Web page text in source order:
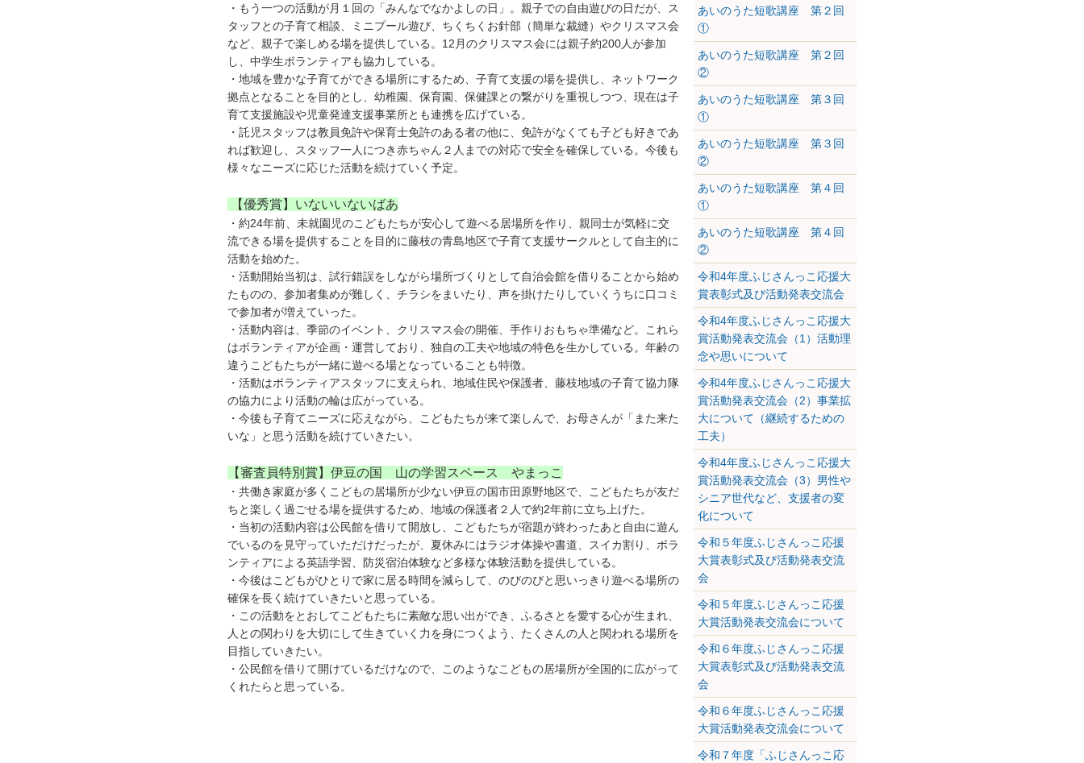
・もう一つの活動が月１回の「みんなでなかよしの日」。親子での自由遊びの日だが、ス
タッフとの子育て相談、ミニプール遊び、ちくちくお針部（簡単な裁縫）やクリスマス会
など、親子で楽しめる場を提供している。12月のクリスマス会には親子約200人が参加
し、中学生ボランティアも協力している。
・地域を豊かな子育てができる場所にするため、子育て支援の場を提供し、ネットワーク
拠点となることを目的とし、幼稚園、保育園、保健課との繋がりを重視しつつ、現在は子
育て支援施設や児童発達支援事業所とも連携を広げている。
・託児スタッフは教員免許や保育士免許のある者の他に、免許がなくても子ども好きであ
れば歓迎し、スタッフ一人につき赤ちゃん２人までの対応で安全を確保している。今後も
様々なニーズに応じた活動を続けていく予定。
【優秀賞】いないいないばあ
・約24年前、未就園児のこどもたちが安心して遊べる居場所を作り、親同士が気軽に交
流できる場を提供することを目的に藤枝の青島地区で子育て支援サークルとして自主的に
活動を始めた。
・活動開始当初は、試行錯誤をしながら場所づくりとして自治会館を借りることから始め
たものの、参加者集めが難しく、チラシをまいたり、声を掛けたりしていくうちに口コミ
で参加者が増えていった。
・活動内容は、季節のイベント、クリスマス会の開催、手作りおもちゃ準備など。これら
はボランティアが企画・運営しており、独自の工夫や地域の特色を生かしている。年齢の
違うこどもたちが一緒に遊べる場となっていることも特徴。
・活動はボランティアスタッフに支えられ、地域住民や保護者、藤枝地域の子育て協力隊
の協力により活動の輪は広がっている。
・今後も子育てニーズに応えながら、こどもたちが来て楽しんで、お母さんが「また来た
いな」と思う活動を続けていきたい。
【審査員特別賞】伊豆の国 山の学習スペース やまっこ
・共働き家庭が多くこどもの居場所が少ない伊豆の国市田原野地区で、こどもたちが友だ
ちと楽しく過ごせる場を提供するため、地域の保護者２人で約2年前に立ち上げた。
・当初の活動内容は公民館を借りて開放し、こどもたちが宿題が終わったあと自由に遊ん
でいるのを見守っていただけだったが、夏休みにはラジオ体操や書道、スイカ割り、ボラ
ンティアによる英語学習、防災宿泊体験など多様な体験活動を提供している。
・今後はこどもがひとりで家に居る時間を減らして、のびのびと思いっきり遊べる場所の
確保を長く続けていきたいと思っている。
・この活動をとおしてこどもたちに素敵な思い出ができ、ふるさとを愛する心が生まれ、
人との関わりを大切にして生きていく力を身につくよう、たくさんの人と関われる場所を
目指していきたい。
・公民館を借りて開けているだけなので、このようなこどもの居場所が全国的に広がって
くれたらと思っている。
あいのうた短歌講座 第２回
①
あいのうた短歌講座 第２回
②
あいのうた短歌講座 第３回
①
あいのうた短歌講座 第３回
②
あいのうた短歌講座 第４回
①
あいのうた短歌講座 第４回
②
令和4年度ふじさんっこ応援大
賞表彰式及び活動発表交流会
令和4年度ふじさんっこ応援大
賞活動発表交流会（1）活動理
念や思いについて
令和4年度ふじさんっこ応援大
賞活動発表交流会（2）事業拡
大について（継続するための
工夫）
令和4年度ふじさんっこ応援大
賞活動発表交流会（3）男性や
シニア世代など、支援者の変
化について
令和５年度ふじさんっこ応援
大賞表彰式及び活動発表交流
会
令和５年度ふじさんっこ応援
大賞活動発表交流会について
令和６年度ふじさんっこ応援
大賞表彰式及び活動発表交流
会
令和６年度ふじさんっこ応援
大賞活動発表交流会について
令和７年度「ふじさんっこ応